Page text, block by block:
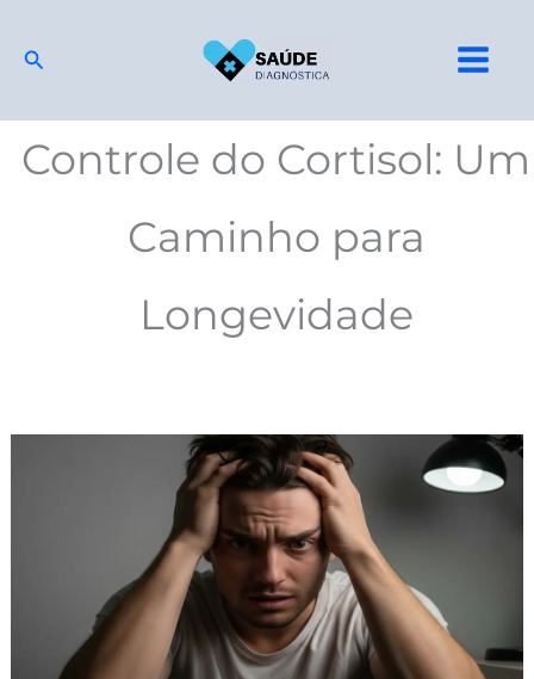
para
conteúdo
Pesquisar
Controle do Cortisol: Um
Caminho para
Longevidade
42%